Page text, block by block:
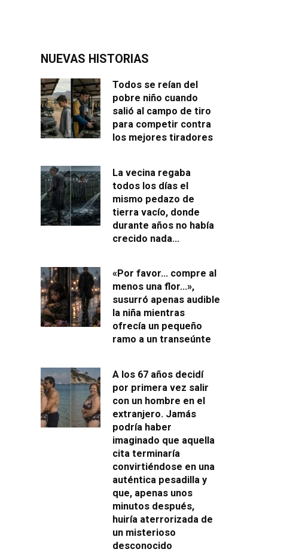
NUEVAS HISTORIAS
Todos se reían del
pobre niño cuando
salió al campo de tiro
para competir contra
los mejores tiradores
La vecina regaba
todos los días el
mismo pedazo de
tierra vacío, donde
durante años no había
crecido nada…
«Por favor… compre al
menos una flor…»,
susurró apenas audible
la niña mientras
ofrecía un pequeño
ramo a un transeúnte
A los 67 años decidí
por primera vez salir
con un hombre en el
extranjero. Jamás
podría haber
imaginado que aquella
cita terminaría
convirtiéndose en una
auténtica pesadilla y
que, apenas unos
minutos después,
huiría aterrorizada de
un misterioso
desconocido